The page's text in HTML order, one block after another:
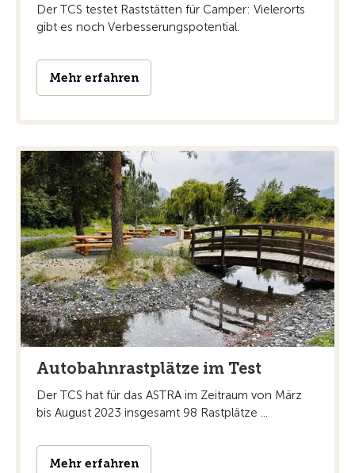
Der TCS testet Raststätten für Camper: Vielerorts
gibt es noch Verbesserungspotential.
Mehr erfahren
Autobahnrastplätze im Test
Der TCS hat für das ASTRA im Zeitraum von März
bis August 2023 insgesamt 98 Rastplätze ...
Mehr erfahren